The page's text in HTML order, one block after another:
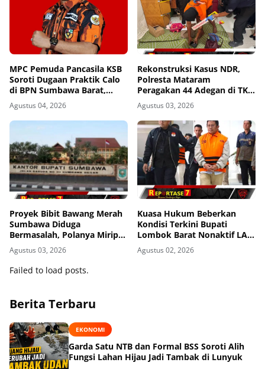
MPC Pemuda Pancasila KSB
Soroti Dugaan Praktik Calo
di BPN Sumbawa Barat,
Desak Evaluasi Total dan
Turun Tangan Aparat
Penegak Hukum
Agustus 04, 2026
Rekonstruksi Kasus NDR,
Polresta Mataram
Peragakan 44 Adegan di TKP
Kos Gomong
Agustus 03, 2026
Proyek Bibit Bawang Merah
Sumbawa Diduga
Bermasalah, Polanya Mirip
Kasus Korupsi di Lobar
Agustus 03, 2026
Kuasa Hukum Beberkan
Kondisi Terkini Bupati
Lombok Barat Nonaktif LAZ
di Rutan KPK, Pasrah dan
Kooperatif
Agustus 02, 2026
Failed to load posts.
Berita Terbaru
EKONOMI
Garda Satu NTB dan Formal BSS Soroti Alih
Fungsi Lahan Hijau Jadi Tambak di Lunyuk